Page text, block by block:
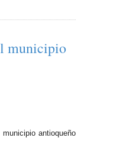
municipio
antioqueño